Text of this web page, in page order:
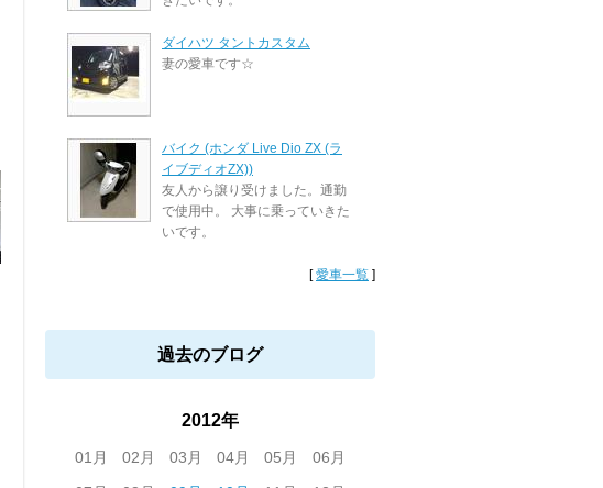
ダイハツ タントカスタム
妻の愛車です☆
バイク (ホンダ Live Dio ZX (ラ
イブディオZX))
友人から譲り受けました。通勤
で使用中。 大事に乗っていきた
いです。
[愛車一覧 ]
過去のブログ
2012年
01月 02月 03月 04月 05月
06月